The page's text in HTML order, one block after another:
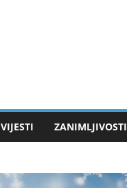
VIJESTI ZANIMLJIVOSTI